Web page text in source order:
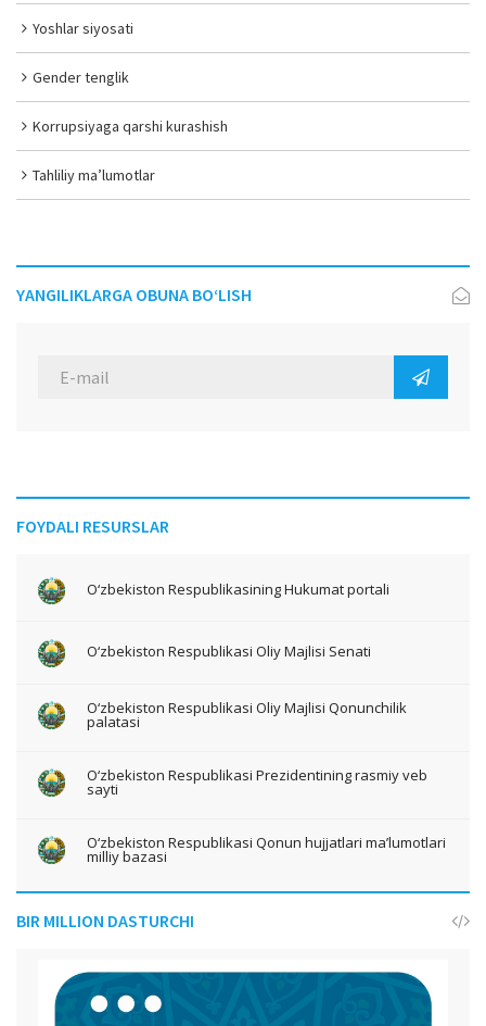
Yoshlar siyosati
Gender tenglik
Korrupsiyaga qarshi kurashish
Tahliliy ma’lumotlar
YANGILIKLARGA OBUNA BO‘LISH
FOYDALI RESURSLAR
O‘zbekiston Respublikasining Hukumat portali
O‘zbekiston Respublikasi Oliy Majlisi Senati
O‘zbekiston Respublikasi Oliy Majlisi Qonunchilik
palatasi
O‘zbekiston Respublikasi Prezidentining rasmiy veb
sayti
O‘zbekiston Respublikasi Qonun hujjatlari ma’lumotlari
milliy bazasi
BIR MILLION DASTURCHI